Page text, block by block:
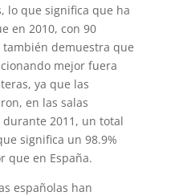
lo que significa que ha
en 2010, con 90
demuestra que
mejor fuera
ya que las
en las salas
2011, un total
significa un 98.9%
que en España.
españolas han